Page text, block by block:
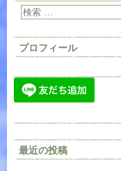
プロフィール
最近の投稿